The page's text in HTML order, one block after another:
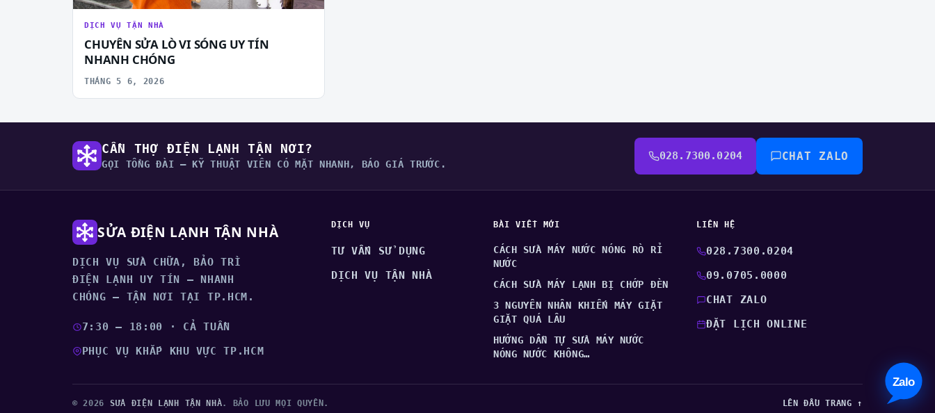
DỊCH VỤ TẬN NHÀ
CHUYÊN SỬA LÒ VI SÓNG UY TÍN
NHANH CHÓNG
THÁNG 5 6, 2026
CẦN THỢ ĐIỆN LẠNH TẬN NƠI?
GỌI TỔNG ĐÀI — KỸ THUẬT VIÊN CÓ MẶT NHANH, BÁO GIÁ TRƯỚC.
028.7300.0204 CHAT ZALO
SỬA ĐIỆN LẠNH TẬN NHÀ
DỊCH VỤ SỬA CHỮA, BẢO TRÌ
ĐIỆN LẠNH UY TÍN – NHANH
CHÓNG – TẬN NƠI TẠI TP.HCM.
7:30 – 18:00 · CẢ TUẦN
PHỤC VỤ KHẮP KHU VỰC TP.HCM
DỊCH VỤ
TƯ VẤN SỬ DỤNG
DỊCH VỤ TẬN NHÀ
BÀI VIẾT MỚI
CÁCH SỬA MÁY NƯỚC NÓNG RÒ RỈ
NƯỚC
CÁCH SỬA MÁY LẠNH BỊ CHỚP ĐÈN
3 NGUYÊN NHÂN KHIẾN MÁY GIẶT
GIẶT QUÁ LÂU
HƯỚNG DẪN TỰ SỬA MÁY NƯỚC
NÓNG NƯỚC KHÔNG…
LIÊN HỆ
028.7300.0204
09.0705.0000
CHAT ZALO
ĐẶT LỊCH ONLINE
© 2026 SỬA ĐIỆN LẠNH TẬN NHÀ. BẢO LƯU MỌI QUYỀN. LÊN ĐẦU TRANG ↑